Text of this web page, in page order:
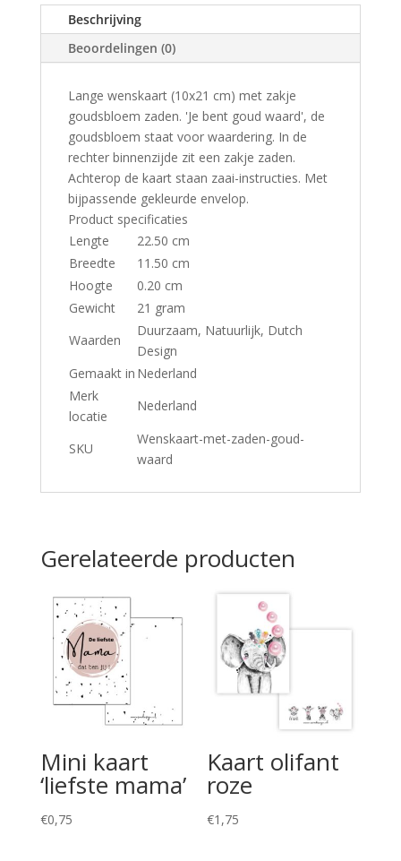
aantal
Beschrijving
Beoordelingen (0)
Lange wenskaart (10x21 cm) met zakje
goudsbloem zaden. 'Je bent goud waard', de
goudsbloem staat voor waardering. In de
rechter binnenzijde zit een zakje zaden.
Achterop de kaart staan zaai-instructies. Met
bijpassende gekleurde envelop.
Product specificaties
Lengte
22.50 cm
Breedte
11.50 cm
Hoogte
0.20 cm
Gewicht
21 gram
Waarden
Duurzaam, Natuurlijk, Dutch
Design
Gemaakt in Nederland
Merk
locatie
Nederland
SKU
Wenskaart-met-zaden-goud-
waard
Gerelateerde producten
Mini kaart
‘liefste mama’
€0,75
Kaart olifant
roze
€1,75